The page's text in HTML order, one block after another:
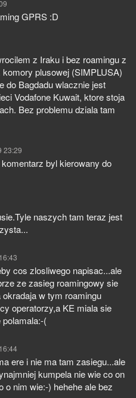
GPRS :D
z Iraku i bez roamingu z
plusowej (SIMPLUSA)
do Bagdadu wlacznie jest
Vodafone Kuwait, ktore stoja
Bez problemu dziala tam
23:29
byl kierowany do
naszych tam teraz jest
cos zlosliwego napisac...ale
ze zasieg roamingowy sie
w tym roamingu
operatorzy,a KE miala sie
(
ere i nie ma tam zasiegu...ale
kumpela nie wie co on
o nim wie:-) hehehe ale bez